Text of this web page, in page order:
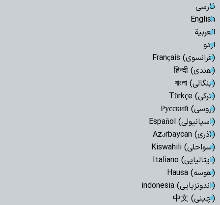
فارسی
English
العربیة
اردو
(فرانسوی) Français
(هندی) हिन्दी
(بنگالی) বাংলা
(ترکی) Türkçe
(روسی) Русский
(اسپانیولی) Español
(آذری) Azərbaycan
(سواحلی) Kiswahili
(ایتالیایی) Italiano
(هوسه) Hausa
(اندونزیایی) indonesia
(چینی) 中文